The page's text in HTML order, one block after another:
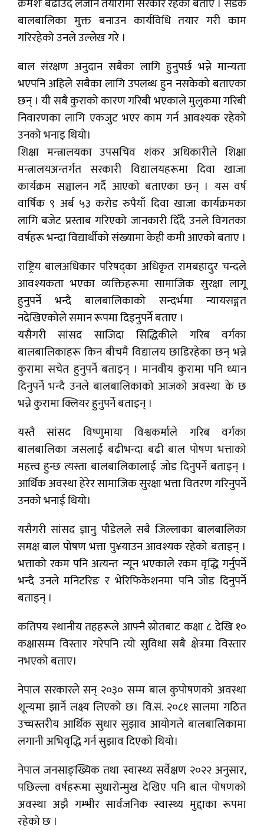
क्रमशः बढाउँदै लैजाने तयारीमा सरकार रहेको बताए । सडक
बालबालिका मुक्त बनाउन कार्यविधि तयार गरी काम
गरिरहेको उनले उल्लेख गरे ।
बाल संरक्षण अनुदान सबैका लागि हुनुपर्छ भन्ने मान्यता
भएपनि अहिले सबैका लागि उपलब्ध हुन नसकेको बताएका
छन् । यी सबै कुराको कारण गरिबी भएकाले मुलुकमा गरिबी
निवारणका लागि एकजुट भएर काम गर्न आवश्यक रहेको
उनको भनाइ थियो।
शिक्षा मन्त्रालयका उपसचिव शंकर अधिकारीले शिक्षा
मन्त्रालयअन्तर्गत सरकारी विद्यालयहरूमा दिवा खाजा
कार्यक्रम सञ्चालन गर्दै आएको बताएका छन् । यस वर्ष
वार्षिक ९ अर्ब ५३ करोड रुपैयाँ दिवा खाजा कार्यक्रमका
लागि बजेट प्रस्ताब गरिएको जानकारी दिँदै उनले विगतका
वर्षहरू भन्दा विद्यार्थीको संख्यामा केही कमी आएको बताए ।
राष्ट्रिय बालअधिकार परिषद्का अधिकृत रामबहादुर चन्दले
आवश्यकता भएका व्यक्तिहरूमा सामाजिक सुरक्षा लागू
हुनुपर्ने भन्दै बालबालिकाको सन्दर्भमा न्यायसङ्गत
नदेखिएकोले समान रूपमा दिइनुपर्ने बताए ।
यसैगरी सांसद साजिदा सिद्धिकीले गरिब वर्गका
बालबालिकाहरू किन बीचमै विद्यालय छाडिरहेका छन् भन्ने
कुरामा सचेत हुनुपर्ने बताइन् । मानवीय कुरामा पनि ध्यान
दिनुपर्ने भन्दै उनले बालबालिकाको आजको अवस्था के छ
भन्ने कुरामा क्लियर हुनुपर्ने बताइन् ।
यस्तै सांसद विष्णुमाया विश्वकर्माले गरिब वर्गका
बालबालिका जसलाई बढीभन्दा बढी बाल पोषण भत्ताको
महत्त्व हुन्छ त्यस्ता बालबालिकालाई जोड दिनुपर्ने बताइन् ।
आर्थिक अवस्था हेरेर सामाजिक सुरक्षा भत्ता वितरण गरिनुपर्ने
उनको भनाई थियो।
यसैगरी सांसद ज्ञानु पौडेलले सबै जिल्लाका बालबालिका
समक्ष बाल पोषण भत्ता पु¥याउन आवश्यक रहेको बताइन् ।
भत्ताको रकम पनि अत्यन्त न्यून भएकाले रकम वृद्धि गर्नुपर्ने
भन्दै उनले मनिटरिङ र भेरिफिकेशनमा पनि जोड दिनुपर्ने
बताइन् ।
कतिपय स्थानीय तहहरूले आफ्नै स्रोतबाट कक्षा ८ देखि १०
कक्षासम्म विस्तार गरेपनि त्यो सुविधा सबै क्षेत्रमा विस्तार
नभएको बताए।
नेपाल सरकारले सन् २०३० सम्म बाल कुपोषणको अवस्था
शून्यमा झार्ने लक्ष्य लिएको छ। वि.सं. २०८१ सालमा गठित
उच्चस्तरीय आर्थिक सुधार सुझाव आयोगले बालबालिकामा
लगानी अभिवृद्धि गर्न सुझाव दिएको थियो।
नेपाल जनसाङ्ख्यिक तथा स्वास्थ्य सर्वेक्षण २०२२ अनुसार,
पछिल्ला वर्षहरूमा सुधारोन्मुख देखिए पनि बाल पोषणको
अवस्था अझै गम्भीर सार्वजनिक स्वास्थ्य मुद्दाका रूपमा
रहेको छ ।